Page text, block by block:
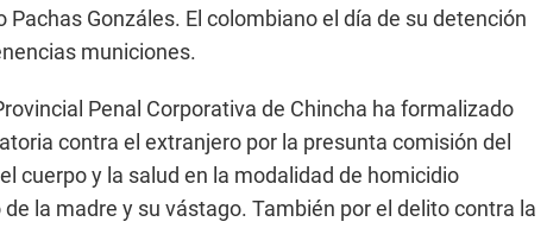
Pachas Gonzáles. El colombiano el día de su detención
municiones.
Penal Corporativa de Chincha ha formalizado
contra el extranjero por la presunta comisión del
cuerpo y la salud en la modalidad de homicidio
la madre y su vástago. También por el delito contra la